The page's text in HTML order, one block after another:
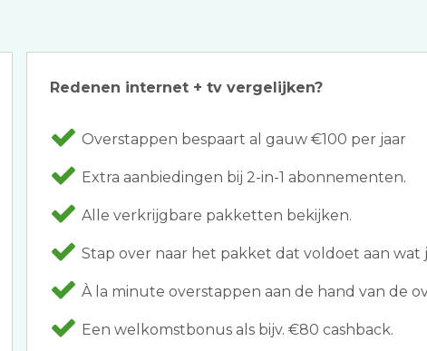
Redenen internet + tv vergelijken?
Overstappen bespaart al gauw €100 per jaar
Extra aanbiedingen bij 2-in-1 abonnementen.
Alle verkrijgbare pakketten bekijken.
Stap over naar het pakket dat voldoet aan wat
À la minute overstappen aan de hand van de
Een welkomstbonus als bijv. €80 cashback.